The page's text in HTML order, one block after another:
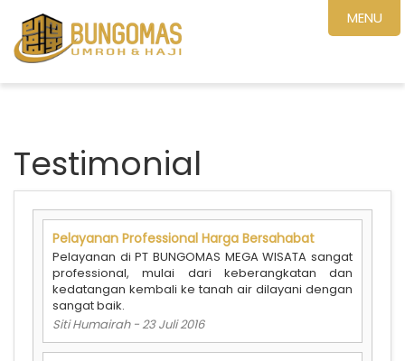
Testimonial
Pelayanan Professional Harga Bersahabat
Pelayanan di PT BUNGOMAS MEGA WISATA sangat
professional, mulai dari keberangkatan dan
kedatangan kembali ke tanah air dilayani dengan
sangat baik.
Siti Humairah -23 Juli 2016
MENU